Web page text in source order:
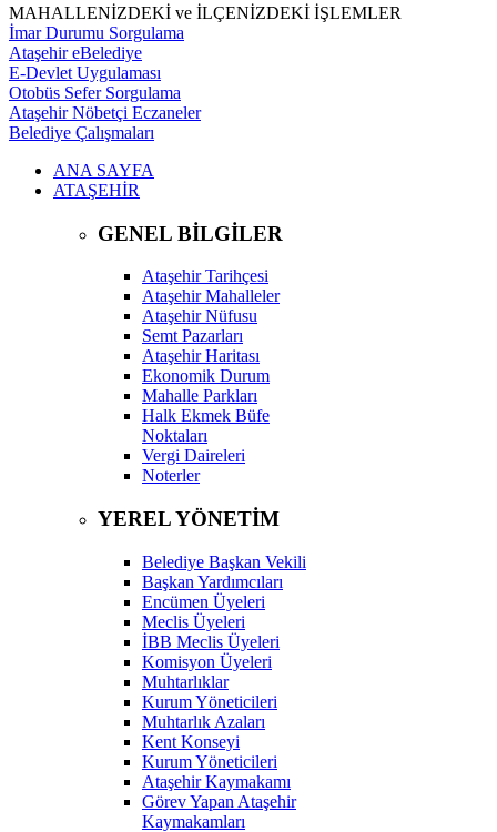
MAHALLENİZDEKİ ve İLÇENİZDEKİ İŞLEMLER
İmar Durumu Sorgulama
Ataşehir eBelediye
E-Devlet Uygulaması
Otobüs Sefer Sorgulama
Ataşehir Nöbetçi Eczaneler
Belediye Çalışmaları
ANA SAYFA
ATAŞEHİR
GENEL BİLGİLER
Ataşehir Tarihçesi
Ataşehir Mahalleler
Ataşehir Nüfusu
Semt Pazarları
Ataşehir Haritası
Ekonomik Durum
Mahalle Parkları
Halk Ekmek Büfe
Noktaları
Vergi Daireleri
Noterler
YEREL YÖNETİM
Belediye Başkan Vekili
Başkan Yardımcıları
Encümen Üyeleri
Meclis Üyeleri
İBB Meclis Üyeleri
Komisyon Üyeleri
Muhtarlıklar
Kurum Yöneticileri
Muhtarlık Azaları
Kent Konseyi
Kurum Yöneticileri
Ataşehir Kaymakamı
Görev Yapan Ataşehir
Kaymakamları